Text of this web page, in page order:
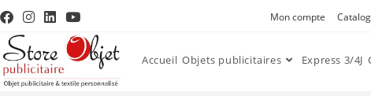
Mon compte
Accueil Objets publicitaires Express 3/4J